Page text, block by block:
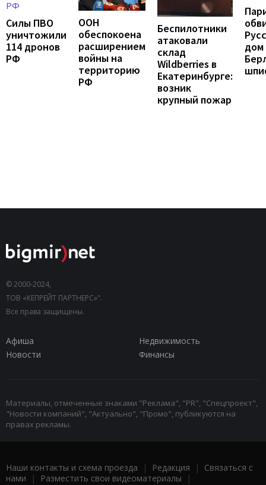
Силы ПВО
уничтожили
114 дронов
РФ
ООН
обеспокоена
расширением
войны на
территорию
РФ
Беспилотники
атаковали
склад
Wildberries в
Екатеринбурге:
возник
крупный пожар
дом
© 2000-2024,
ТОВ «КЕПРЕЙТ ПАРТНЕРС»".
Все права защищены.
Афиша
Недвижимость
Новости
Финансы
Материалы, отмеченные знаками "Реклама", "PR", "Спецпроект",
"Новости компаний", "Актуально", "Промо", публикуются на
правах рекламы.
Наши контакты и схема проезда | Редакция | Связаться с
нами | Разместить свои видеоматериалы |